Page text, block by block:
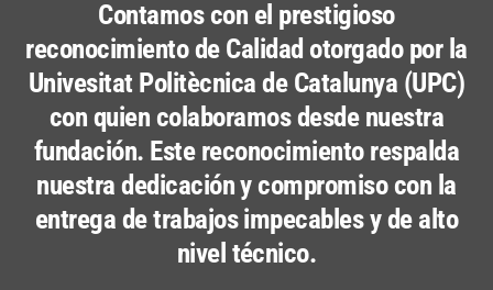
Contamos con el prestigioso
reconocimiento de Calidad otorgado por la
Univesitat Politècnica de Catalunya (UPC)
con quien colaboramos desde nuestra
fundación. Este reconocimiento respalda
nuestra dedicación y compromiso con la
entrega de trabajos impecables y de alto
nivel técnico.